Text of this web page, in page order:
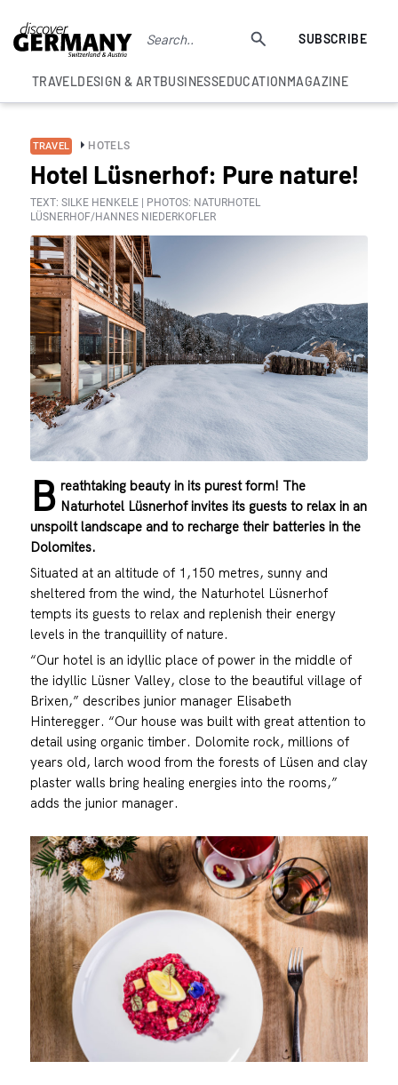
SUBSCRIBE
TRAVELDESIGN & ARTBUSINESSEDUCATIONMAGAZINE
TRAVEL HOTELS
Hotel Lüsnerhof: Pure nature!
TEXT: SILKE HENKELE | PHOTOS: NATURHOTEL
LÜSNERHOF/HANNES NIEDERKOFLER
B reathtaking beauty in its purest form! The
Naturhotel Lüsnerhof invites its guests to relax in an
unspoilt landscape and to recharge their batteries in the
Dolomites.
Situated at an altitude of 1,150 metres, sunny and
sheltered from the wind, the Naturhotel Lüsnerhof
tempts its guests to relax and replenish their energy
levels in the tranquillity of nature.
“Our hotel is an idyllic place of power in the middle of
the idyllic Lüsner Valley, close to the beautiful village of
Brixen,” describes junior manager Elisabeth
Hinteregger. “Our house was built with great attention to
detail using organic timber. Dolomite rock, millions of
years old, larch wood from the forests of Lüsen and clay
plaster walls bring healing energies into the rooms,”
adds the junior manager.